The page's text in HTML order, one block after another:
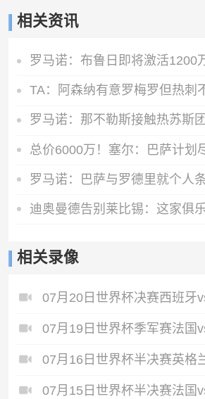
相关资讯
相关录像
07月20日世界杯决赛西班牙
07月19日世界杯季军赛法国
07月15日世界杯半决赛法国